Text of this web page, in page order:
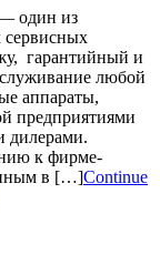
один из
гарантийный и
любой
аппараты,
предприятиями
дилерами.
к фирме-
в […]Continue